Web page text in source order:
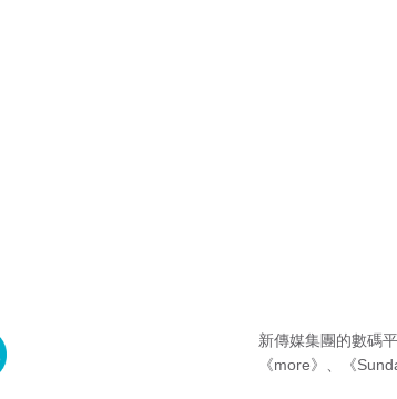
新傳媒集團的數碼
《more》
《